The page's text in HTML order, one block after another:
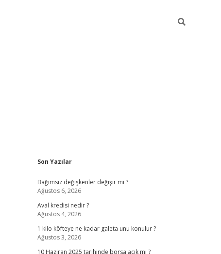
Sidebar
Son Yazılar
Bağımsız değişkenler değişir mi ?
Ağustos 6, 2026
Aval kredisi nedir ?
Ağustos 4, 2026
1 kilo köfteye ne kadar galeta unu konulur ?
Ağustos 3, 2026
10 Haziran 2025 tarihinde borsa açık mı ?